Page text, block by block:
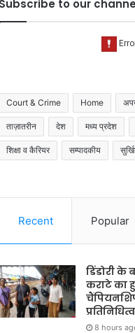
Subscribe to our
Court & Crime Home
ताज़ातरीन देश मध्य प्रदेश
शिक्षा व कैरियर सम्पादकीय
Recent Popular
डिंडोरी के
कराटे का
प्रतिनिधित्व
8 hours